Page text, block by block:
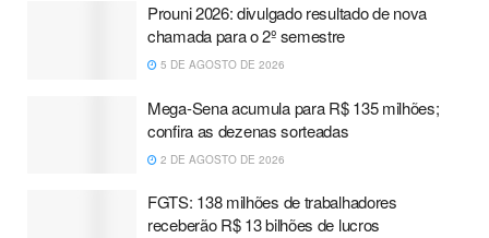
Prouni 2026: divulgado resultado de nova
chamada para o 2º semestre
5 DE AGOSTO DE 2026
Mega-Sena acumula para R$ 135 milhões;
confira as dezenas sorteadas
2 DE AGOSTO DE 2026
FGTS: 138 milhões de trabalhadores
receberão R$ 13 bilhões de lucros